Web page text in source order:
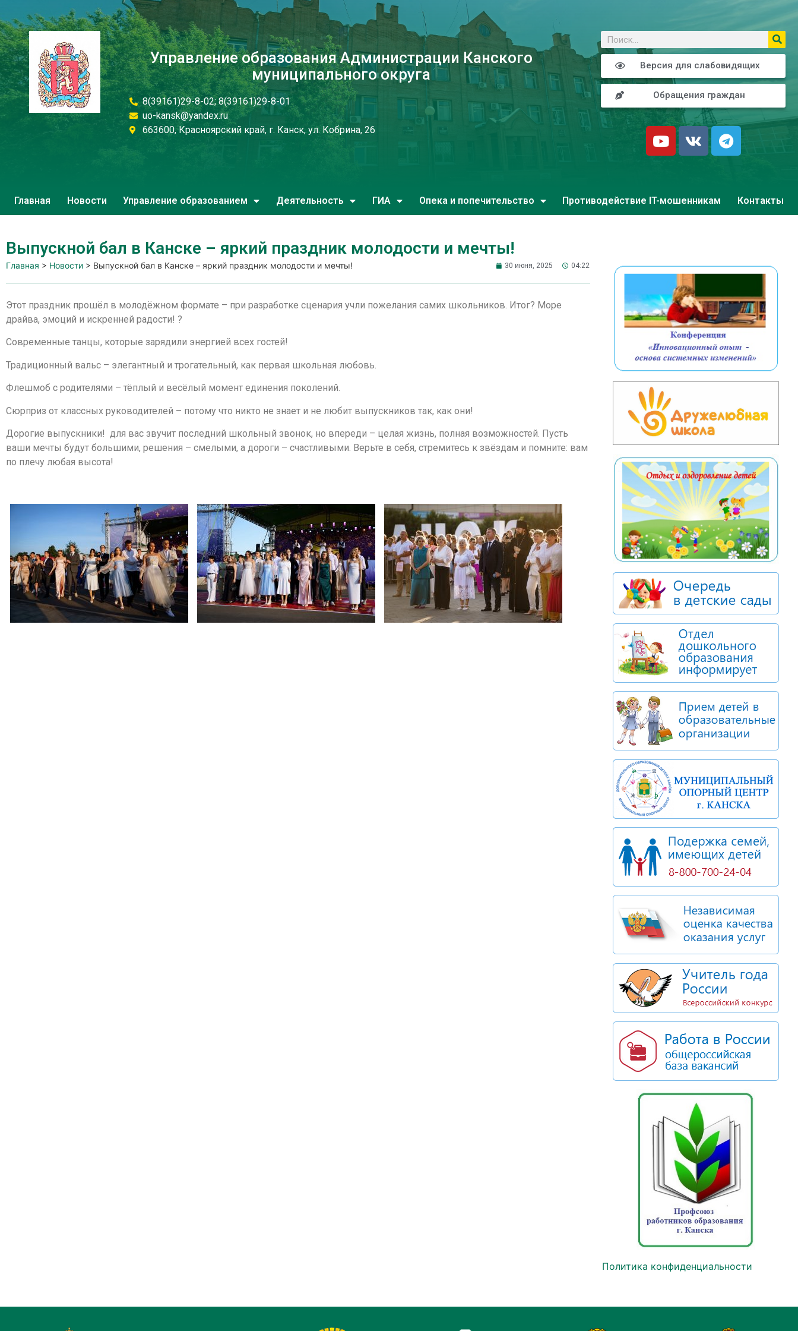
Управление образования Администрации Канского
муниципального округа
8(39161)29-8-02; 8(39161)29-8-01
uo-kansk@yandex.ru
663600, Красноярский край, г. Канск, ул. Кобрина, 26
Версия для слабовидящих
Обращения граждан
Главная Новости Управление образованием Деятельность ГИА Опека и попечительство Противодействие IT-мошенникам Контакты
Выпускной бал в Канске – яркий праздник молодости и мечты!
Главная > Новости > Выпускной бал в Канске – яркий праздник молодости и мечты! 30 июня, 2025 04:22
Этот праздник прошёл в молодёжном формате – при разработке сценария учли пожелания самих школьников. Итог? Море
драйва, эмоций и искренней радости! ?
Современные танцы, которые зарядили энергией всех гостей!
Традиционный вальс – элегантный и трогательный, как первая школьная любовь.
Флешмоб с родителями – тёплый и весёлый момент единения поколений.
Сюрприз от классных руководителей – потому что никто не знает и не любит выпускников так, как они!
Дорогие выпускники! для вас звучит последний школьный звонок, но впереди – целая жизнь, полная возможностей. Пусть
ваши мечты будут большими, решения – смелыми, а дороги – счастливыми. Верьте в себя, стремитесь к звёздам и помните: вам
по плечу любая высота!
Политика конфиденциальности